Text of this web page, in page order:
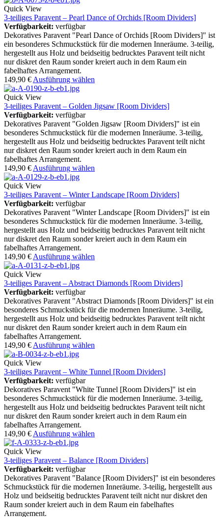
Quick View
3-teiliges Paravent – Pearl Dance of Orchids [Room Dividers]
Verfügbarkeit: verfügbar
Dekoratives Paravent "Pearl Dance of Orchids [Room Dividers]" ist
ein besonderes Schmuckstück für die modernen Inneräume. 3-teilig,
hergestellt aus Holz und beidseitig bedrucktes Paravent teilt nicht
nur diskret den Raum sonder kreiert auch in dem Raum ein
fabelhaftes Arrangement.
149,90 € Ausführung wählen
Quick View
3-teiliges Paravent – Golden Jigsaw [Room Dividers]
Verfügbarkeit: verfügbar
Dekoratives Paravent "Golden Jigsaw [Room Dividers]" ist ein
besonderes Schmuckstück für die modernen Inneräume. 3-teilig,
hergestellt aus Holz und beidseitig bedrucktes Paravent teilt nicht
nur diskret den Raum sonder kreiert auch in dem Raum ein
fabelhaftes Arrangement.
149,90 € Ausführung wählen
Quick View
3-teiliges Paravent – Winter Landscape [Room Dividers]
Verfügbarkeit: verfügbar
Dekoratives Paravent "Winter Landscape [Room Dividers]" ist ein
besonderes Schmuckstück für die modernen Inneräume. 3-teilig,
hergestellt aus Holz und beidseitig bedrucktes Paravent teilt nicht
nur diskret den Raum sonder kreiert auch in dem Raum ein
fabelhaftes Arrangement.
149,90 € Ausführung wählen
Quick View
3-teiliges Paravent – Abstract Diamonds [Room Dividers]
Verfügbarkeit: verfügbar
Dekoratives Paravent "Abstract Diamonds [Room Dividers]" ist ein
besonderes Schmuckstück für die modernen Inneräume. 3-teilig,
hergestellt aus Holz und beidseitig bedrucktes Paravent teilt nicht
nur diskret den Raum sonder kreiert auch in dem Raum ein
fabelhaftes Arrangement.
149,90 € Ausführung wählen
Quick View
3-teiliges Paravent – White Tunnel [Room Dividers]
Verfügbarkeit: verfügbar
Dekoratives Paravent "White Tunnel [Room Dividers]" ist ein
besonderes Schmuckstück für die modernen Inneräume. 3-teilig,
hergestellt aus Holz und beidseitig bedrucktes Paravent teilt nicht
nur diskret den Raum sonder kreiert auch in dem Raum ein
fabelhaftes Arrangement.
149,90 € Ausführung wählen
Quick View
3-teiliges Paravent – Balance [Room Dividers]
Verfügbarkeit: verfügbar
Dekoratives Paravent "Balance [Room Dividers]" ist ein besonderes
Schmuckstück für die modernen Inneräume. 3-teilig, hergestellt aus
Holz und beidseitig bedrucktes Paravent teilt nicht nur diskret den
Raum sonder kreiert auch in dem Raum ein fabelhaftes
Arrangement.